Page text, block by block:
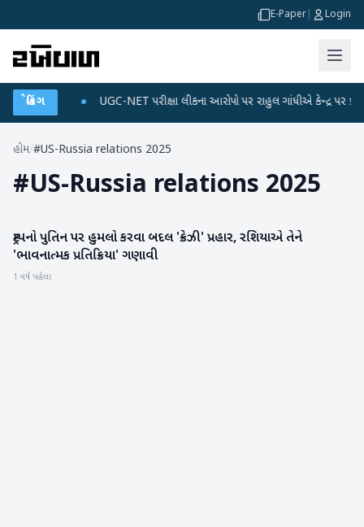
E-Paper Login
બ્રેકિંગ
પ્લાન UGC-NET પરીક્ષા લીકના આરોપો પર રાહુલ ગાંધીએ કેન્દ્ર પર પ્રહાર
હોમ/#US-Russia relations 2025
#US-Russia relations 2025
આંતરરાષ્ટ્રીય
ટ્રમ્પનો પુતિન પર હુમલો કરવા બદલ 'ક્રેઝી' પ્રહાર, રશિયાએ તેને
'ભાવનાત્મક પ્રતિક્રિયા' ગણાવી
1 વર્ષ પહેલા